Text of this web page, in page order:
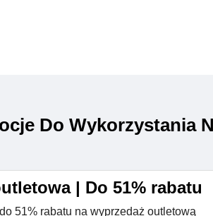
Do Wykorzystania
| Do 51% rabatu
51% rabatu na wyprzedaż outletową